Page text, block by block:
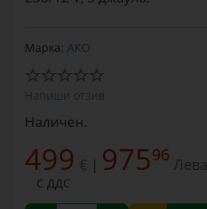
Марка: AKO
Напиши отзив
Наличен.
499 € | 97596 Лева
С ДДС